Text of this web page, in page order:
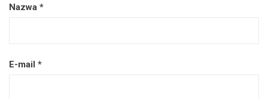
Nazwa *
E-mail *